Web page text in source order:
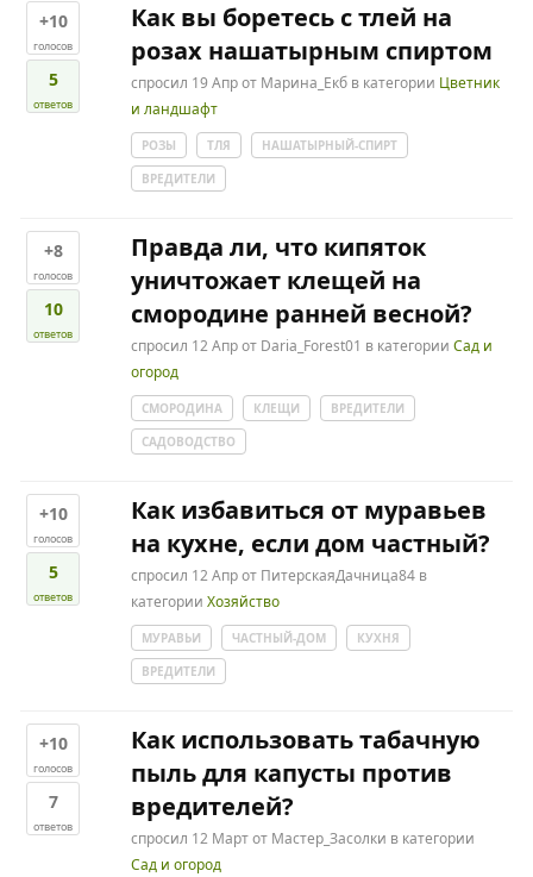
+10
голосов
5
ответов
Как вы боретесь с тлей на
розах нашатырным спиртом
спросил 19 Апрот Марина_Екб в категории Цветник
и ландшафт
РОЗЫ ТЛЯ
НАШАТЫРНЫЙ-СПИРТ
ВРЕДИТЕЛИ
+8
голосов
10
ответов
Правда ли, что кипяток
уничтожает клещей на
смородине ранней весной?
спросил 12 Апрот Daria_Forest01 в категорииСад и
огород
СМОРОДИНА КЛЕЩИ
ВРЕДИТЕЛИ
САДОВОДСТВО
+10
голосов
5
ответов
Как избавиться от муравьев
на кухне, если дом частный?
спросил 12 Апрот ПитерскаяДачница84 в
категорииХозяйство
МУРАВЬИ ЧАСТНЫЙ-ДОМ
КУХНЯ
ВРЕДИТЕЛИ
+10
голосов
7
ответов
Как использовать табачную
пыль для капусты против
вредителей?
спросил 12 Мартот Мастер_Засолки в категории
Сад и огород